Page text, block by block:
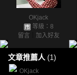
OKjack
等級：8
留言
加入好友
文章推薦人 (1)
OKjack